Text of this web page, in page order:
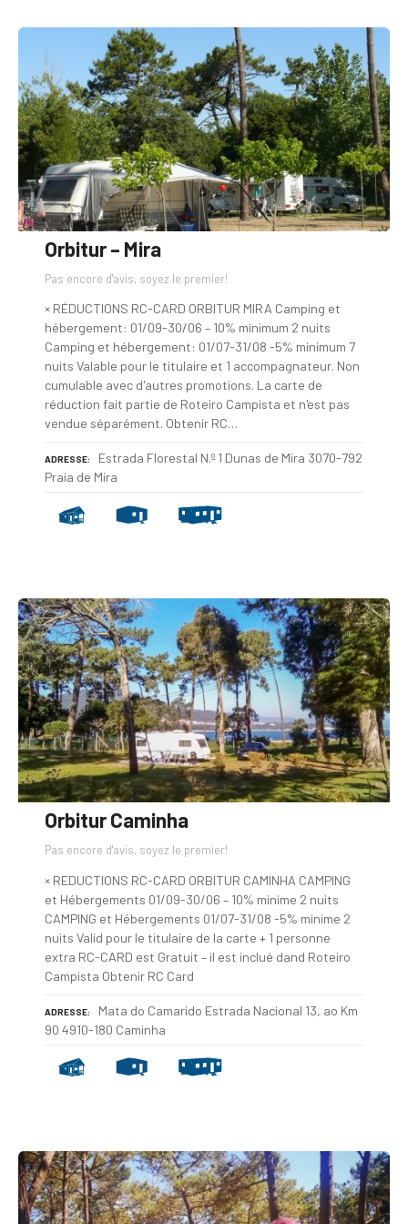
Orbitur – Mira
Pas encore d'avis, soyez le premier!
× RÉDUCTIONS RC-CARD ORBITUR MIRA Camping et
hébergement: 01/09-30/06 – 10% minimum 2 nuits
Camping et hébergement: 01/07-31/08 -5% minimum 7
nuits Valable pour le titulaire et 1 accompagnateur. Non
cumulable avec d'autres promotions. La carte de
réduction fait partie de Roteiro Campista et n'est pas
vendue séparément. Obtenir RC…
ADRESSE
Estrada Florestal N.º 1 Dunas de Mira 3070-792
Praia de Mira
Orbitur Caminha
Pas encore d'avis, soyez le premier!
× REDUCTIONS RC-CARD ORBITUR CAMINHA CAMPING
et Hébergements 01/09-30/06 – 10% minime 2 nuits
CAMPING et Hébergements 01/07-31/08 -5% minime 2
nuits Valid pour le titulaire de la carte + 1 personne
extra RC-CARD est Gratuit – il est inclué dand Roteiro
Campista Obtenir RC Card
ADRESSE
Mata do Camarido Estrada Nacional 13, ao Km
90 4910-180 Caminha